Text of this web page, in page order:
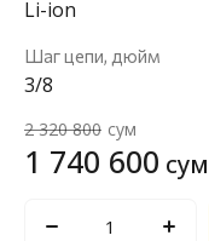
Li-ion
Шаг цепи, дюйм
3/8
2 320 800 сум
1 740 600 сум